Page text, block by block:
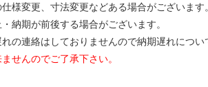
様変更、寸法変更などある場合がございます。
納期が前後する場合がございます。
の連絡はしておりませんので納期遅れについ
せんのでご了承下さい。